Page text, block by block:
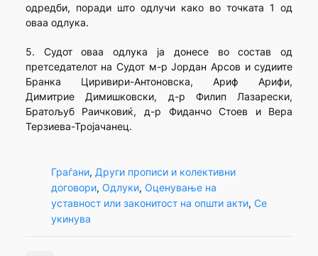
одредби, поради што одлучи како во точката 1 од
оваа одлука.
5. Судот оваа одлука ја донесе во состав од
претседателот на Судот м-р Јордан Арсов и судиите
Бранка Циривири-Антоновска, Ариф Арифи,
Димитрие Димишковски, д-р Филип Лазарески,
Братољуб Раичковиќ, д-р Фиданчо Стоев и Вера
Терзиева-Тројачанец.
Граѓани, Други прописи и колективни
договори, Одлуки, Оценување на
уставност или законитост на општи акти, Се
укинува